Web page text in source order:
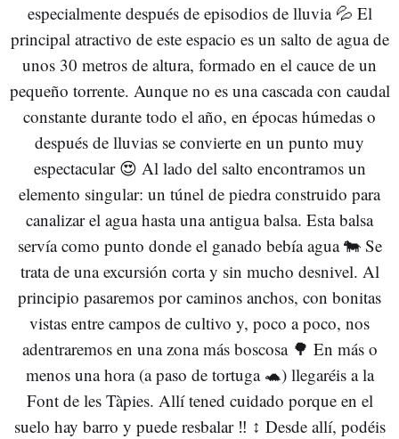
especialmente después de episodios de lluvia 💦 El
principal atractivo de este espacio es un salto de agua de
unos 30 metros de altura, formado en el cauce de un
pequeño torrente. Aunque no es una cascada con caudal
constante durante todo el año, en épocas húmedas o
después de lluvias se convierte en un punto muy
espectacular 😍 Al lado del salto encontramos un
elemento singular: un túnel de piedra construido para
canalizar el agua hasta una antigua balsa. Esta balsa
servía como punto donde el ganado bebía agua 🐄 Se
trata de una excursión corta y sin mucho desnivel. Al
principio pasaremos por caminos anchos, con bonitas
vistas entre campos de cultivo y, poco a poco, nos
adentraremos en una zona más boscosa 🌳 En más o
menos una hora (a paso de tortuga 🐢) llegaréis a la
Font de les Tàpies. Allí tened cuidado porque en el
suelo hay barro y puede resbalar ‼️ ↕️ Desde allí, podéis